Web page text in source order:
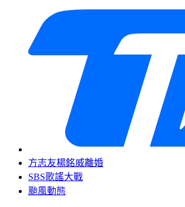
方志友楊銘威離婚
SBS歌謠大戰
颱風動態